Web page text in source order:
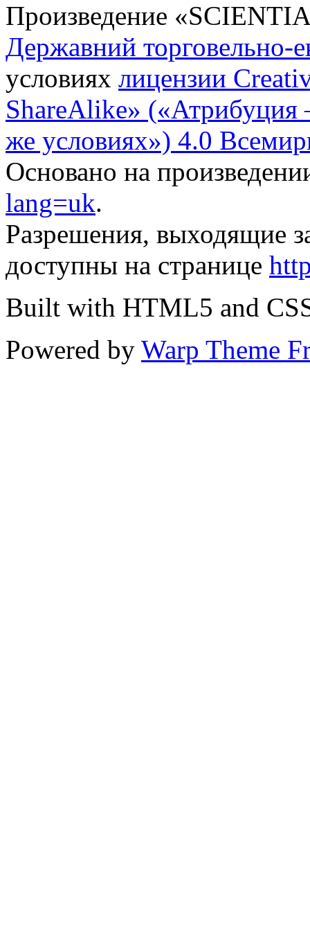
Произведение «
Державний торговельно-
условиях лицензии
ShareAlike»
же условиях») 4.0
Основано на
lang=uk.
Разрешения, выходящие
доступны на странице
Built with HTML5 and
Powered by Warp Theme